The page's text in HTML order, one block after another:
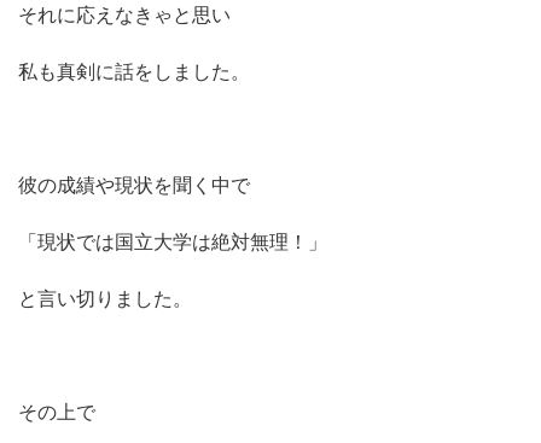
それに応えなきゃと思い
私も真剣に話をしました。
彼の成績や現状を聞く中で
「現状では国立大学は絶対無理！」
と言い切りました。
その上で